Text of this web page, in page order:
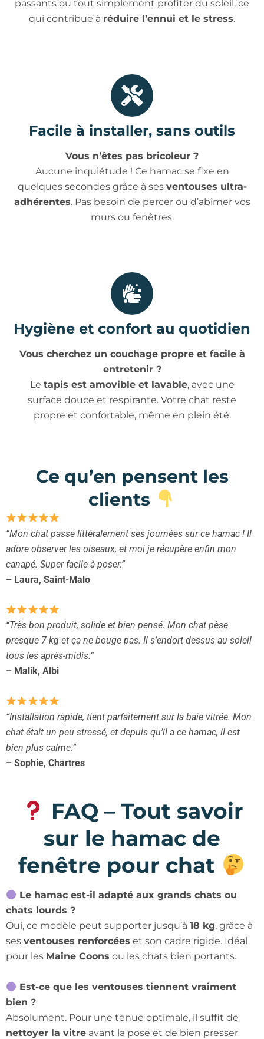
passants ou tout simplement profiter du soleil, ce
qui contribue à réduire l’ennui et le stress.
Facile à installer, sans outils
Vous n’êtes pas bricoleur ?
Aucune inquiétude ! Ce hamac se fixe en
quelques secondes grâce à ses ventouses ultra-
adhérentes. Pas besoin de percer ou d’abîmer vos
murs ou fenêtres.
Hygiène et confort au quotidien
Vous cherchez un couchage propre et facile à
entretenir ?
Le tapis est amovible et lavable, avec une
surface douce et respirante. Votre chat reste
propre et confortable, même en plein été.
Ce qu’en pensent les
clients
“Mon chat passe littéralement ses journées sur ce hamac ! Il
adore observer les oiseaux, et moi je récupère enfin mon
canapé. Super facile à poser.”
– Laura, Saint-Malo
“Très bon produit, solide et bien pensé. Mon chat pèse
presque 7 kg et ça ne bouge pas. Il s’endort dessus au soleil
tous les après-midis.”
– Malik, Albi
“Installation rapide, tient parfaitement sur la baie vitrée. Mon
chat était un peu stressé, et depuis qu’il a ce hamac, il est
bien plus calme.”
– Sophie, Chartres
FAQ – Tout savoir
sur le hamac de
fenêtre pour chat
Le hamac est-il adapté aux grands chats ou
chats lourds ?
Oui, ce modèle peut supporter jusqu’à 18 kg, grâce à
ses ventouses renforcées et son cadre rigide. Idéal
pour les Maine Coons ou les chats bien portants.
Est-ce que les ventouses tiennent vraiment
bien ?
Absolument. Pour une tenue optimale, il suffit de
nettoyer la vitre avant la pose et de bien presser